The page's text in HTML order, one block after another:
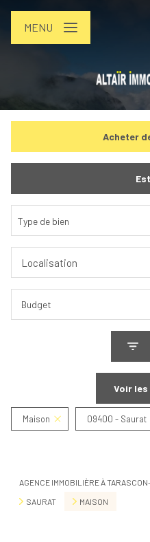
MENU
Acheter
Type de bien
Localisation
Budget
Voir les
Maison 09400 - Saurat
AGENCE IMMOBILIÈRE À
SAURAT
MAISON